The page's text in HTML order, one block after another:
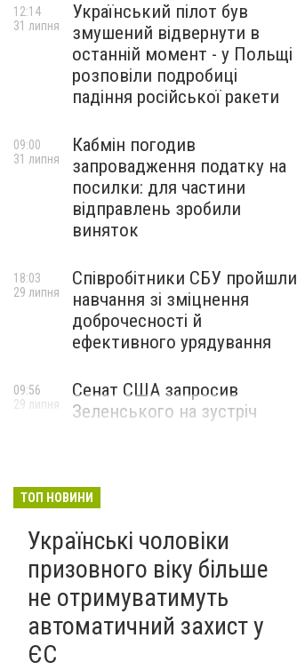
Український пілот був
змушений відвернути в
останній момент - у Польщі
розповіли подробиці
падіння російської ракети
12:14
31 липня
Кабмін погодив
запровадження податку на
посилки: для частини
відправлень зробили
виняток
09:00
31 липня
Співробітники СБУ пройшли
навчання зі зміцнення
доброчесності й
ефективного урядування
18:03
29 липня
Сенат США запросив
Зеленського на зустріч
09:56
29 липня
ТОП НОВИНИ
Українські чоловіки
призовного віку більше
не отримуватимуть
автоматичний захист у
ЄС